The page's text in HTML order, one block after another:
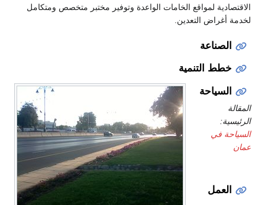
الاقتصادية لمواقع الخامات الواعدة وتوفير مختبر متخصص ومتكامل
لخدمة أغراض التعدين.
الصناعة
خطط التنمية
السياحة
المقالة
الرئيسية:
السياحة في
عمان
العمل